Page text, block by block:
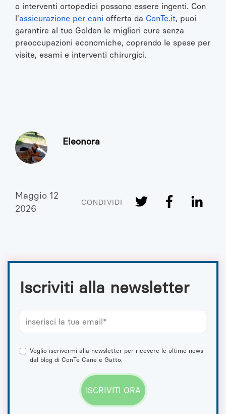
o interventi ortopedici possono essere ingenti. Con
l'assicurazione per cani offerta da ConTe.it, puoi
garantire al tuo Golden le migliori cure senza
preoccupazioni economiche, coprendo le spese per
visite, esami e interventi chirurgici.
Eleonora
Maggio 12
2026
CONDIVIDI
Iscriviti alla newsletter
Voglio iscrivermi alla newsletter per ricevere le ultime news
dal blog di ConTe Cane e Gatto.